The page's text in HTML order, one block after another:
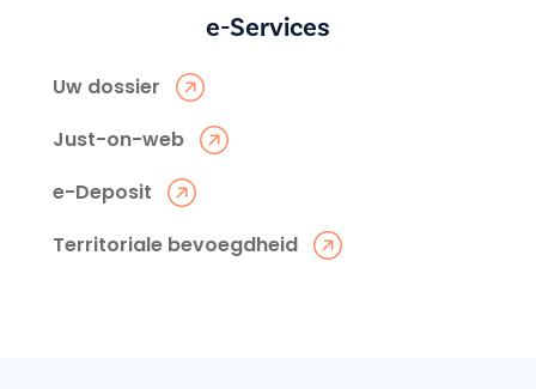
e-Services
Uw dossier
Just-on-web
e-Deposit
Territoriale bevoegdheid